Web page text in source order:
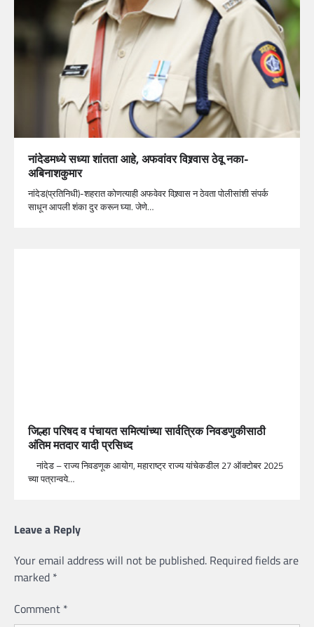
नांदेडमध्ये सध्या शांतता आहे, अफवांवर विश्र्वास ठेवू नका-
अबिनाशकुमार
नांदेड(प्रतिनिधी)-शहरात कोणत्याही अफवेवर विश्र्वास न ठेवता पोलीसांशी संपर्क
साधून आपली शंका दुर करून घ्या. जेणे…
जिल्हा परिषद व पंचायत समित्यांच्या सार्वत्रिक निवडणुकीसाठी
अंतिम मतदार यादी प्रसिध्द
नांदेड – राज्य निवडणूक आयोग, महाराष्ट्र राज्य यांचेकडील 27 ऑक्टोबर 2025
च्या पत्रान्वये…
Leave a Reply
Your email address will not be published. Required fields are
marked *
Comment *